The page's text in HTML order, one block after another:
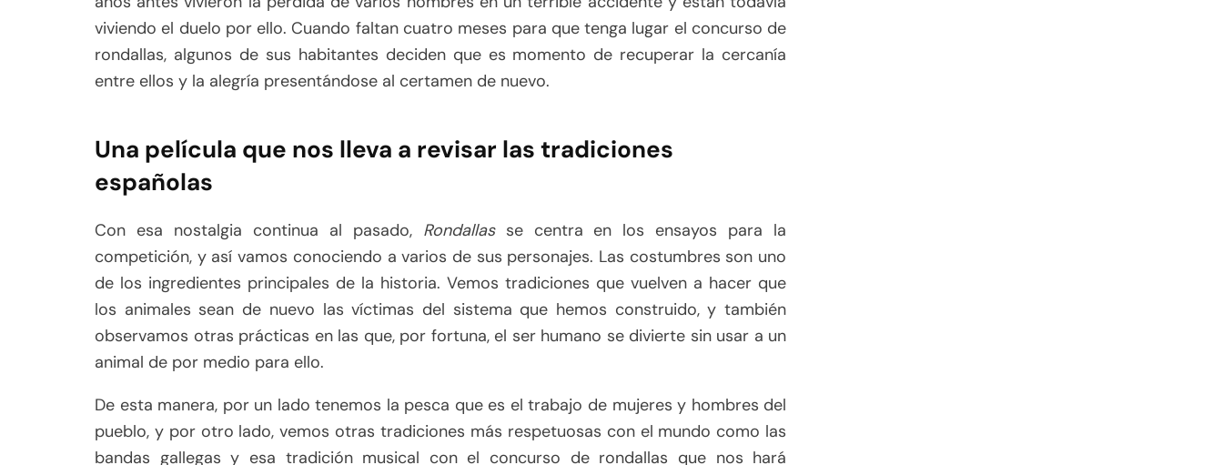
viviendo el duelo por ello. Cuando faltan cuatro meses para que tenga lugar el concurso de
rondallas, algunos de sus habitantes deciden que es momento de recuperar la cercanía
entre ellos y la alegría presentándose al certamen de nuevo.
Una película que nos lleva a revisar las tradiciones
españolas
Con esa nostalgia continua al pasado, Rondallasse centra en los ensayos para la
competición, y así vamos conociendo a varios de sus personajes. Las costumbres son uno
de los ingredientes principales de la historia. Vemos tradiciones que vuelven a hacer que
los animales sean de nuevo las víctimas del sistema que hemos construido, y también
observamos otras prácticas en las que, por fortuna, el ser humano se divierte sin usar a un
animal de por medio para ello.
De esta manera, por un lado tenemos la pesca que es el trabajo de mujeres y hombres del
pueblo, y por otro lado, vemos otras tradiciones más respetuosas con el mundo como las
bandas gallegas y esa tradición musical con el concurso de rondallas que nos hará